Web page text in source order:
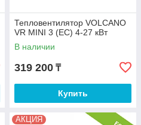
Тепловентилятор VOLCANO
VR MINI 3 (EC) 4-27 кВт
В наличии
319 200 ₸
Купить
АКЦИЯ